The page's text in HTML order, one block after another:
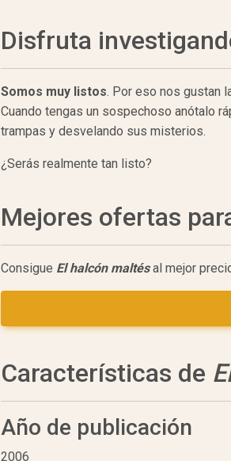
Disfruta
Somos muy listos. Por eso nos gustan
Cuando tengas un sospechoso anótalo
trampas y desvelando sus misterios.
¿Serás realmente tan listo?
Mejores ofertas
Consigue El halcón maltésal mejor
Características de
Año de publicación
2006